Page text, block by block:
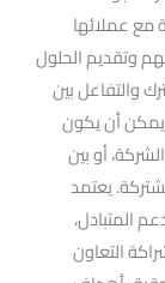
مع عملائها
وتقديم الحلول
والتفاعل بين
يمكن أن يكون
أو بين
يعتمد
المتبادل،
التعاون